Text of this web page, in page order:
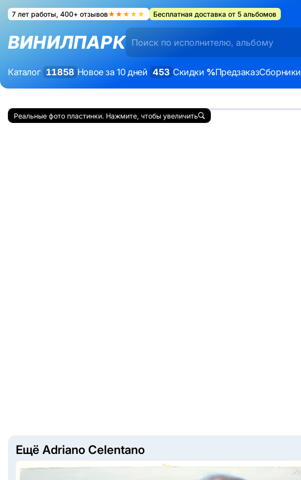
7 лет работы, 400+ отзывов★★★★★ Бесплатная доставка от 5 альбомов
ВИНИЛПАРК
Каталог 11858 Новое за 10 дней 453 Скидки %ПредзаказСборники
Реальные фото пластинки. Нажмите, чтобы увеличить
Ещё Adriano Celentano